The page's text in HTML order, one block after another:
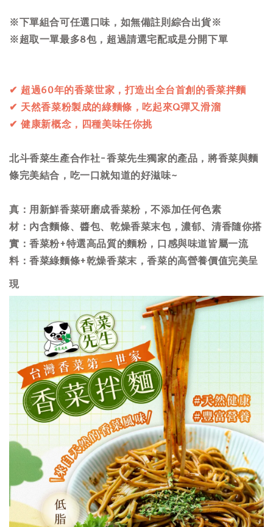
※下單組合可任選口味，如無備註則綜合出貨※
※超取一單最多8包，超過請選宅配或是分開下單
✔ 超過60年的香菜世家，打造出全台首創的香菜拌麵
✔ 天然香菜粉製成的綠麵條，吃起來Q彈又滑溜
✔ 健康新概念，四種美味任你挑
北斗香菜生產合作社-香菜先生獨家的產品，將香菜與麵
條完美結合，吃一口就知道的好滋味~
真：用新鮮香菜研磨成香菜粉，不添加任何色素
材：內含麵條、醬包、乾燥香菜末包，濃郁、清香隨你搭
實：香菜粉+特選高品質的麵粉，口感與味道皆屬一流
料：香菜綠麵條+乾燥香菜末，香菜的高營養價值完美呈
現